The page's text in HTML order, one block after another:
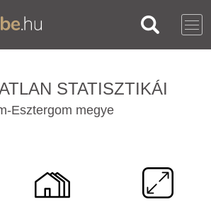
STATISZTIKÁI
Esztergom megye